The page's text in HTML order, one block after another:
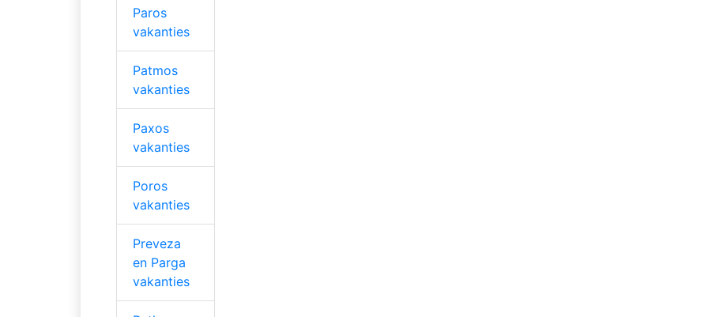
Paros
vakanties
Patmos
vakanties
Paxos
vakanties
Poros
vakanties
Preveza
en Parga
vakanties